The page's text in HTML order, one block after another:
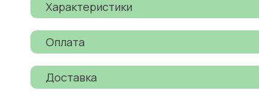
Характеристики
Оплата
Доставка